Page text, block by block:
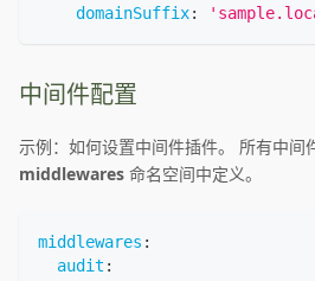
domainSuffix:
中间件配置
示例：如何设置中间件插件。 所有中间
middlewares 命名空间中定义。
middlewares :
audit :